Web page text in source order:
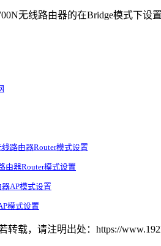
无线路由器的在Bridge模式下设
路由器Router模式设置
由器Router模式设置
AP模式设置
模式设置
载，请注明出处：https://